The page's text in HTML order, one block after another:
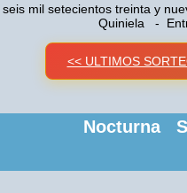
seis mil setecientos treinta y
Quiniela -
<< ULTIMOS
Nocturna